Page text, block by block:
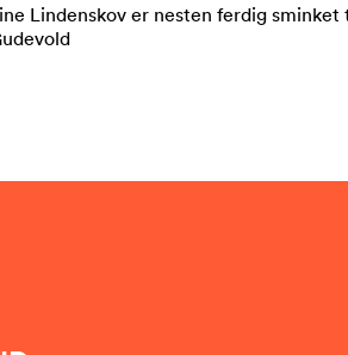
Lindenskov er nesten ferdig